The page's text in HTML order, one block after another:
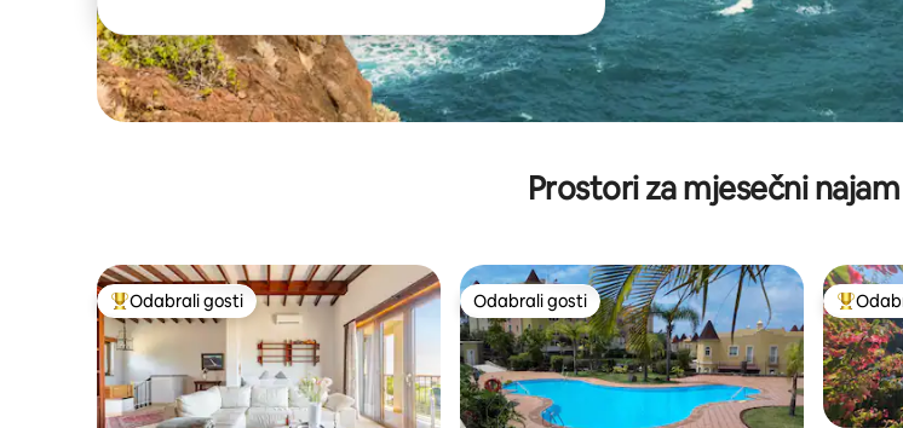
Prostori za mjesečni
Među najviše rangiranima s oznakom „Odabrali gosti”
Odabrali gosti Odabrali gosti
Odabrali gosti Među